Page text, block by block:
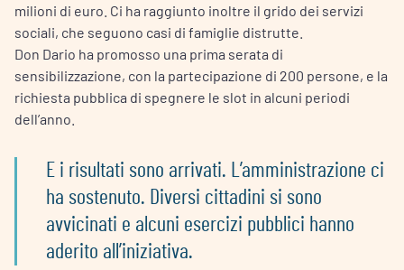
milioni di euro. Ci ha raggiunto inoltre il grido dei servizi
sociali, che seguono casi di famiglie distrutte.
Don Dario ha promosso una prima serata di
sensibilizzazione, con la partecipazione di 200 persone, e la
richiesta pubblica di spegnere le slot in alcuni periodi
dell’anno.
E i risultati sono arrivati. L’amministrazione ci
ha sostenuto. Diversi cittadini si sono
avvicinati e alcuni esercizi pubblici hanno
aderito all’iniziativa.